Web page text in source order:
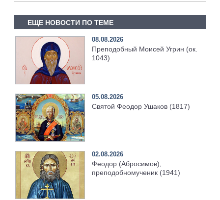
ЕЩЕ НОВОСТИ ПО ТЕМЕ
08.08.2026
Преподобный Моисей Угрин (ок.
1043)
05.08.2026
Святой Феодор Ушаков (1817)
02.08.2026
Феодор (Абросимов),
преподобномученик (1941)